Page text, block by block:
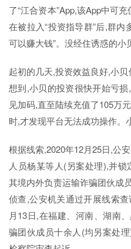
了“江合资本”App,该App中可
在被拉入“投资指导群”后,群内
可以赚大钱”。没经住诱惑的小
起初的几天,投资效益良好,小
想到,小贝的投资很快开始亏
见加码,直至陆续充值了105万
时,才发现平台无法成功操作。
根据线索,2020年12月25日,公
人员杨某等人(另案处理),并
其境内外负责运输诈骗团伙成
侦查,公安机关通过开展线索
月13日,在福建、河南、湖南
骗团伙成员十余人(均另案处